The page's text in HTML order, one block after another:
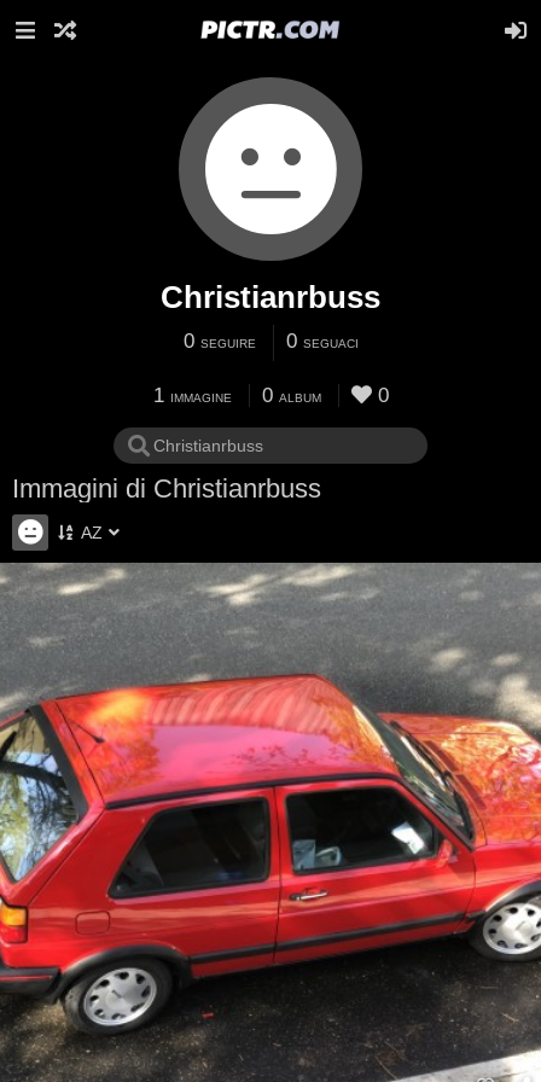
Christianrbuss
0 SEGUIRE 0 SEGUACI
1 IMMAGINE 0 ALBUM 0
Immagini di Christianrbuss
AZ